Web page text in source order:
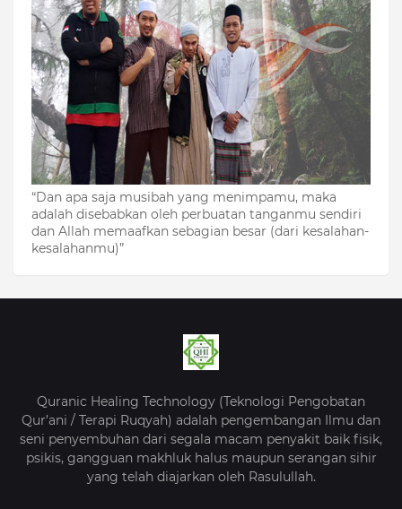
“Dan apa saja musibah yang menimpamu, maka
adalah disebabkan oleh perbuatan tanganmu sendiri
dan Allah memaafkan sebagian besar (dari kesalahan-
kesalahanmu)”
Quranic Healing Technology (Teknologi Pengobatan
Qur’ani / Terapi Ruqyah) adalah pengembangan Ilmu dan
seni penyembuhan dari segala macam penyakit baik fisik,
psikis, gangguan makhluk halus maupun serangan sihir
yang telah diajarkan oleh Rasulullah.